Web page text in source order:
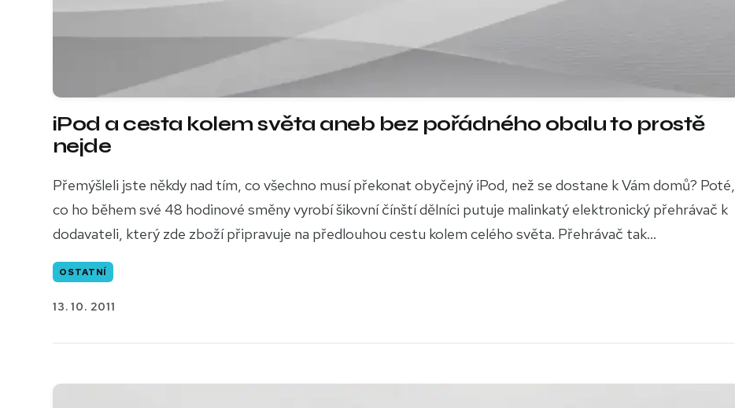
iPod a cesta kolem světa aneb bez pořádného obalu to prostě
nejde
Přemýšleli jste někdy nad tím, co všechno musí překonat obyčejný iPod, než se dostane k Vám domů? Poté,
co ho během své 48 hodinové směny vyrobí šikovní čínští dělníci putuje malinkatý elektronický přehrávač k
dodavateli, který zde zboží připravuje na předlouhou cestu kolem celého světa. Přehrávač tak...
OSTATNÍ
13. 10. 2011